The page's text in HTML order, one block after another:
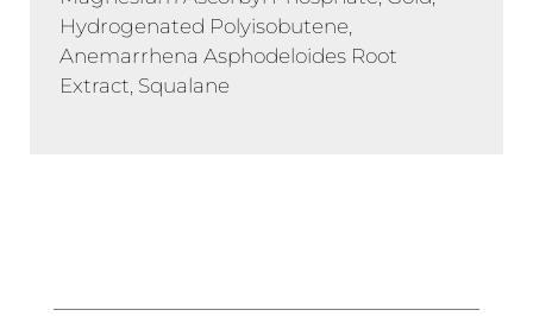
Hydrogenated Polyisobutene,
Anemarrhena Asphodeloides Root
Extract, Squalane